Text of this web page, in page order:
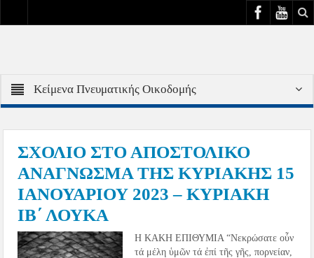
Κείμενα Πνευματικής Οικοδομής
ΣΧΟΛΙΟ ΣΤΟ ΑΠΟΣΤΟΛΙΚΟ
ΑΝΑΓΝΩΣΜΑ ΤΗΣ ΚΥΡΙΑΚΗΣ 15
ΙΑΝΟΥΑΡΙΟΥ 2023 – ΚΥΡΙΑΚΗ
ΙΒ΄ ΛΟΥΚΑ
Η ΚΑΚΗ ΕΠΙΘΥΜΙA “Νεκρώσατε οὖν
τά μέλη ὑμῶν τά ἐπί τῆς γῆς, πορνείαν,